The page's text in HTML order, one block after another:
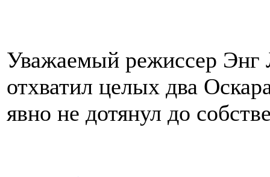
Уважаемый режиссер Энг
отхватил целых два
явно не дотянул до